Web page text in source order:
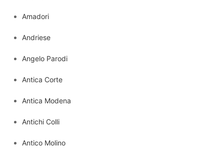
Amadori
Andriese
Angelo Parodi
Antica Corte
Antica Modena
Antichi Colli
Antico Molino